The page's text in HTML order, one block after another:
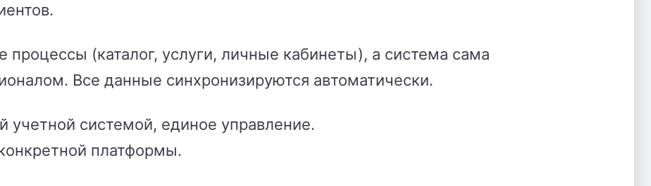
процессы (каталог, услуги, личные кабинеты), а система сама
Все данные синхронизируются автоматически.
учетной системой, единое управление.
платформы.